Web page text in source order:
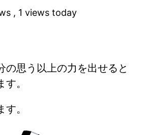
, 1 views today
の思う以上の力を出せると
。
。